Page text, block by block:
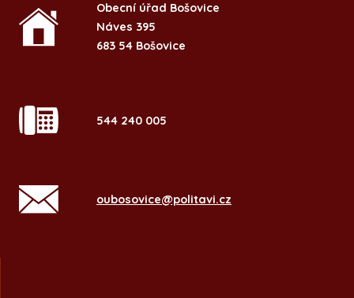
Obecní úřad Bošovice
Náves 395
683 54 Bošovice
544 240 005
oubosovice@politavi.cz